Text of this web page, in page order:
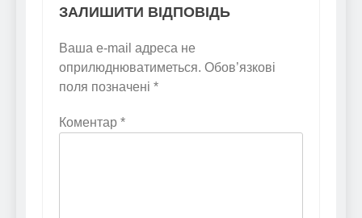
ЗАЛИШИТИ ВІДПОВІДЬ
Ваша e-mail адреса не
оприлюднюватиметься. Обов’язкові
поля позначені *
Коментар *